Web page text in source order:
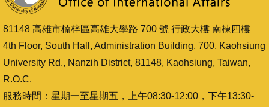
81148 高雄市楠梓區高雄大學路 700 號 行政大樓 南棟四樓
4th Floor, South Hall, Administration Building, 700, Kaohsiung
University Rd., Nanzih District, 81148, Kaohsiung, Taiwan,
R.O.C.
服務時間：星期一至星期五，上午08:30-12:00，下午13:30-